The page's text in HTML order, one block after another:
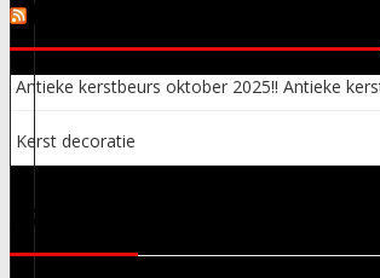
Antieke kerstbeurs oktober 2025!! Antieke
Kerst decoratie
ARCHIEVEN